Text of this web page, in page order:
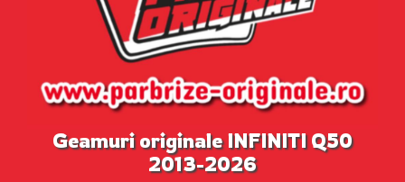
Geamuri originale INFINITI Q50
2013-2026